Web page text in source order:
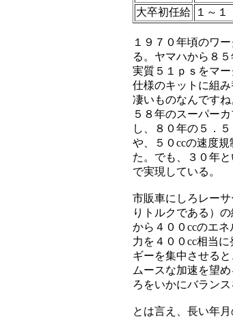
大卒初任給 １～１
１９７０年頃のワ
る。ヤマハから８
実質５１ｐｓをマ
仕様のキットに組
凄いものなんですね
５８年のスーパー
し、８０年の５．
や、５０ccの速度
た。でも、３０年
で実現している。
市販車にしろレー
りトルクである）
から４００ccのエ
力を４００cc相当
ギーを集中させる
ムースな加速を望
ろをいかにバラン
とは言え、長い年